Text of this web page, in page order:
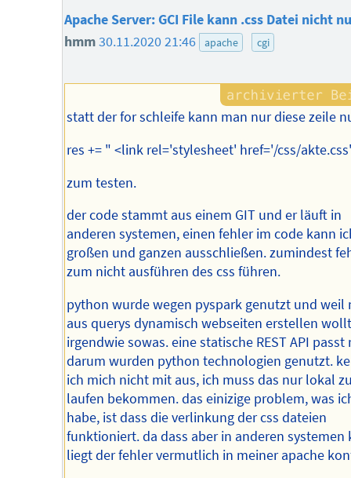
Apache Server: GCI File kann .css Datei nicht
hmm30.11.2020 21:46 apache cgi
statt der for schleife kann man nur diese zeile
res += " <link rel='stylesheet' href='/css/
zum testen.
der code stammt aus einem GIT und er läuft in
anderen systemen, einen fehler im code kann
großen und ganzen ausschließen. zumindest
zum nicht ausführen des css führen.
python wurde wegen pyspark genutzt und weil
aus querys dynamisch webseiten erstellen
irgendwie sowas. eine statische REST API passt
darum wurden python technologien genutzt.
ich mich nicht mit aus, ich muss das nur lokal
laufen bekommen. das einizige problem, was
habe, ist dass die verlinkung der css dateien
funktioniert. da dass aber in anderen systemen
liegt der fehler vermutlich in meiner apache